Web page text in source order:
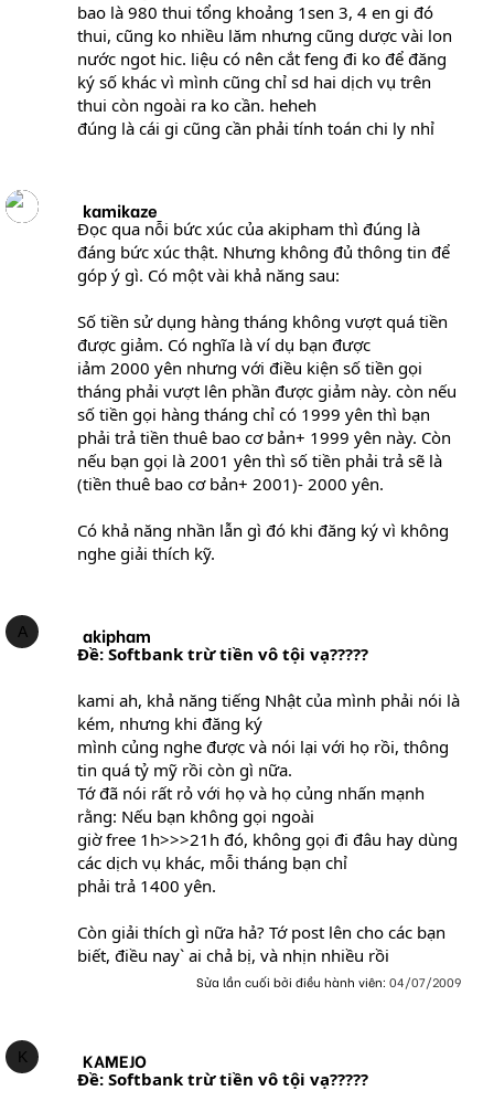
bao là 980 thui tổng khoảng 1sen 3, 4 en gi đó
thui, cũng ko nhiều lăm nhưng cũng dược vài lon
nước ngot hic. liệu có nên cắt feng đi ko để đăng
ký số khác vì mình cũng chỉ sd hai dịch vụ trên
thui còn ngoài ra ko cần. heheh
đúng là cái gi cũng cần phải tính toán chi ly nhỉ
kamikaze
Đọc qua nỗi bức xúc của akipham thì đúng là
đáng bức xúc thật. Nhưng không đủ thông tin để
góp ý gì. Có một vài khả năng sau:
Số tiền sử dụng hàng tháng không vượt quá tiền
được giảm. Có nghĩa là ví dụ bạn được
iảm 2000 yên nhưng với điều kiện số tiền gọi
tháng phải vượt lên phần được giảm này. còn nếu
số tiền gọi hàng tháng chỉ có 1999 yên thì bạn
phải trả tiền thuê bao cơ bản+ 1999 yên này. Còn
nếu bạn gọi là 2001 yên thì số tiền phải trả sẽ là
(tiền thuê bao cơ bản+ 2001)- 2000 yên.
Có khả năng nhần lẫn gì đó khi đăng ký vì không
nghe giải thích kỹ.
A akipham
Ðề: Softbank trừ tiền vô tội vạ?????
kami ah, khả năng tiếng Nhật của mình phải nói là
kém, nhưng khi đăng ký
mình củng nghe được và nói lại với họ rồi, thông
tin quá tỷ mỹ rồi còn gì nữa.
Tớ đã nói rất rỏ với họ và họ củng nhấn mạnh
rằng: Nếu bạn không gọi ngoài
giờ free 1h>>>21h đó, không gọi đi đâu hay dùng
các dịch vụ khác, mỗi tháng bạn chỉ
phải trả 1400 yên.
Còn giải thích gì nữa hả? Tớ post lên cho các bạn
biết, điều nay` ai chả bị, và nhịn nhiều rồi
Sửa lần cuối bởi điều hành viên: 04/07/2009
K KAMEJO
Ðề: Softbank trừ tiền vô tội vạ?????